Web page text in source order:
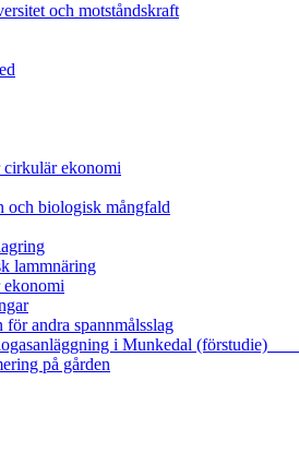
och motståndskraft
cirkulär ekonomi
och biologisk mångfald
lammnäring
ekonomi
andra spannmålsslag
i Munkedal (förstudie)
på gården